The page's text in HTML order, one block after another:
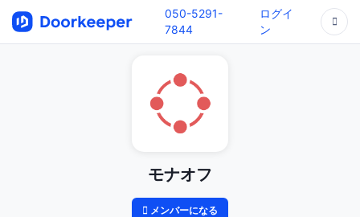
050-5291-
7844
ログイ
ン
モナオフ
メンバーになる